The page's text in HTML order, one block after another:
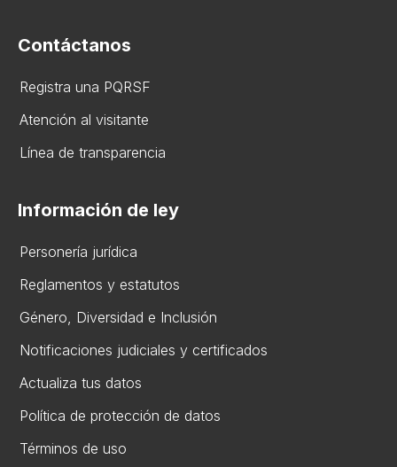
Contáctanos
Registra una PQRSF
Atención al visitante
Línea de transparencia
Información de ley
Personería jurídica
Reglamentos y estatutos
Gén​ero, Diversidad ​e Inclusión
Notificaciones judiciales y certificados
Actualiza tus datos
Política de protección de datos
Términos de uso